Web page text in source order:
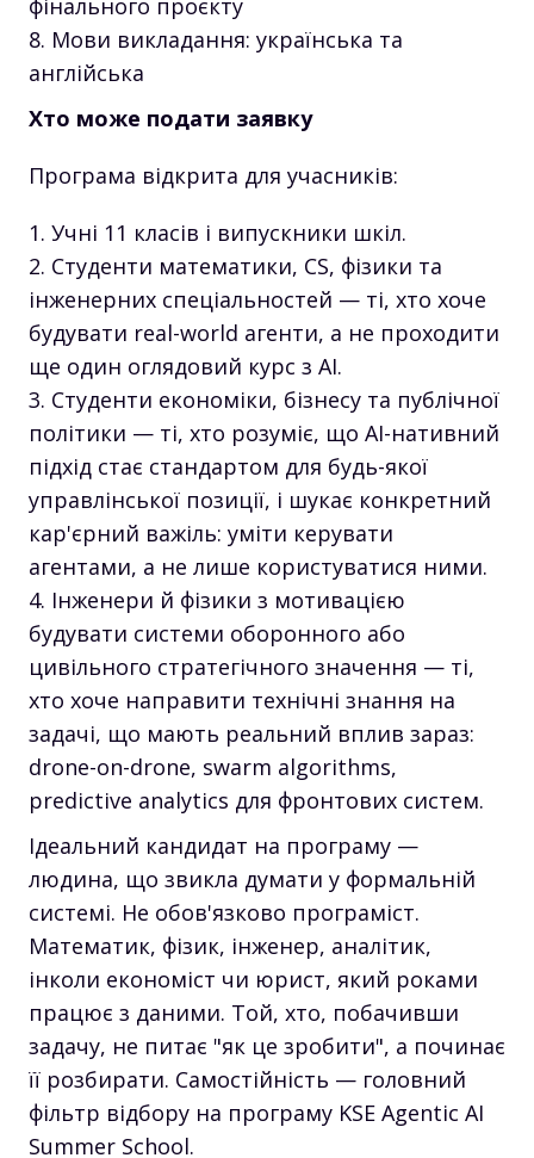
Мови викладання: українська та
англійська
Хто може подати заявку
Програма відкрита для учасників:
Учні 11 класів і випускники шкіл.
Студенти математики, CS, фізики та
інженерних спеціальностей — ті, хто хоче
будувати real-world агенти, а не проходити
ще один оглядовий курс з AI.
Студенти економіки, бізнесу та публічної
політики — ті, хто розуміє, що AI-нативний
підхід стає стандартом для будь-якої
управлінської позиції, і шукає конкретний
кар'єрний важіль: уміти керувати
агентами, а не лише користуватися ними.
Інженери й фізики з мотивацією
будувати системи оборонного або
цивільного стратегічного значення — ті,
хто хоче направити технічні знання на
задачі, що мають реальний вплив зараз:
drone-on-drone, swarm algorithms,
predictive analytics для фронтових систем.
Ідеальний кандидат на програму —
людина, що звикла думати у формальній
системі. Не обов'язково програміст.
Математик, фізик, інженер, аналітик,
інколи економіст чи юрист, який роками
працює з даними. Той, хто, побачивши
задачу, не питає "як це зробити", а починає
її розбирати. Самостійність — головний
фільтр відбору на програму KSE Agentic AI
Summer School.